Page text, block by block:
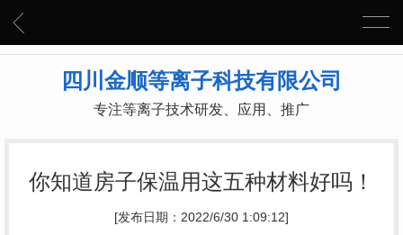
四川金顺等离子科技有限公司
专注等离子技术研发、应用、推广
你知道房子保温用这五种材料好吗！
[发布日期：2022/6/30 1:09:12]